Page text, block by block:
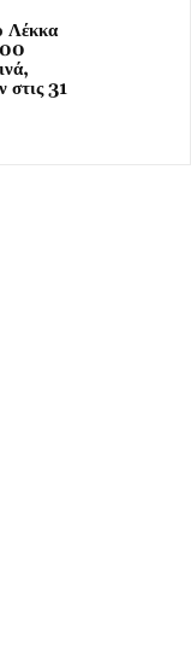
Λέκκα
στις 31